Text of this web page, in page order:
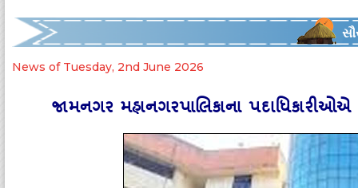
News of Tuesday, 2nd June 2026
જામનગર મહાનગરપાલિકાના પદાધિકારીઓએ